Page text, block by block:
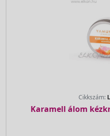
Cikkszám:
Karamell álom